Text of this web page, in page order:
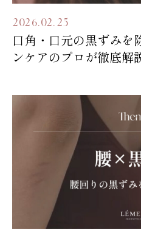
2026.02.25
口角・口元の黒ずみを
ンケアのプロが徹底解